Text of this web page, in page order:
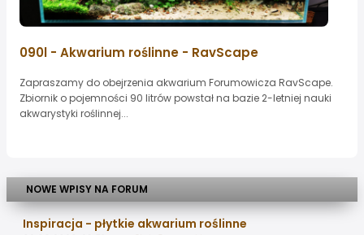
090l - Akwarium roślinne - RavScape
Zapraszamy do obejrzenia akwarium Forumowicza RavScape.
Zbiornik o pojemności 90 litrów powstał na bazie 2-letniej nauki
akwarystyki roślinnej...
NOWE WPISY NA FORUM
Inspiracja - płytkie akwarium roślinne